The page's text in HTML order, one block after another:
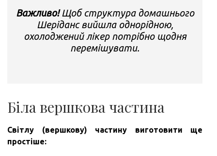
Важливо!Щоб структура домашнього
Шеріданс вийшла однорідною,
охолоджений лікер потрібно щодня
перемішувати.
Біла вершкова частина
Світлу (вершкову) частину виготовити ще
простіше: